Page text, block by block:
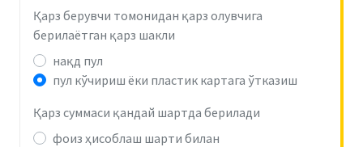
Қарз берувчи томонидан қарз олувчига
берилаётган қарз шакли
нақд пул
пул кўчириш ёки пластик картага ўтказиш
Қарз суммаси қандай шартда берилади
фоиз ҳисоблаш шарти билан